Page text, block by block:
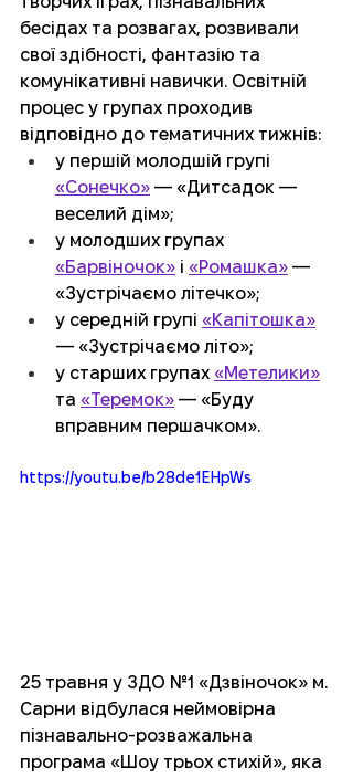
бесідах та розвагах, розвивали
свої здібності, фантазію та
комунікативні навички. Освітній
процес у групах проходив
відповідно до тематичних тижнів:
у першій молодшій групі
«Сонечко» — «Дитсадок —
веселий дім»;
у молодших групах
«Барвіночок» і «Ромашка» —
«Зустрічаємо літечко»;
у середній групі «Капітошка»
— «Зустрічаємо літо»;
у старших групах «Метелики»
та «Теремок» — «Буду
вправним першачком».
https://youtu.be/b28de1EHpWs
25 травня у ЗДО №1 «Дзвіночок» м.
Сарни відбулася неймовірна
пізнавально-розважальна
програма «Шоу трьох стихій», яка